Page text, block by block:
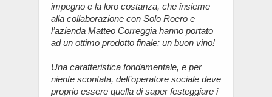
impegno e la loro costanza, che insieme
alla collaborazione con Solo Roero e
l’azienda Matteo Correggia hanno portato
ad un ottimo prodotto finale: un buon vino!
Una caratteristica fondamentale, e per
niente scontata, dell’operatore sociale deve
proprio essere quella di saper festeggiare i